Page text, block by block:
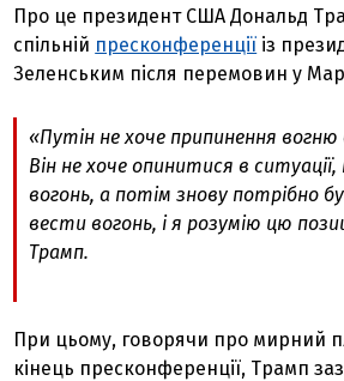
Про це президент США Дональд
спільній пресконференції із
Зеленським після перемовин у
«Путін не хоче припинення
Він не хоче опинитися в
вогонь, а потім знову потрібно
вести вогонь, і я розумію цю
Трамп.
При цьому, говорячи про мирний
кінець пресконференції, Трамп